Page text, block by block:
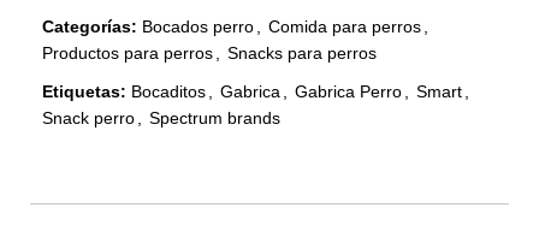
Categorías: Bocados perro Comida para perros
Productos para perros
Snacks para perros
Etiquetas: Bocaditos Gabrica Gabrica Perro Smart
Snack perro
Spectrum brands